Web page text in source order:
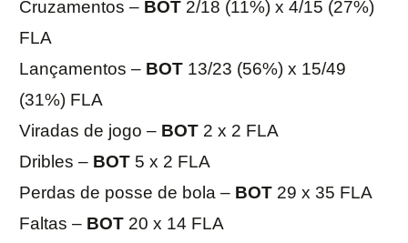
Cruzamentos – BOT 2/18 (11%) x 4/15 (27%)
FLA
Lançamentos – BOT 13/23 (56%) x 15/49
(31%) FLA
Viradas de jogo – BOT 2 x 2 FLA
Dribles – BOT 5 x 2 FLA
Perdas de posse de bola – BOT 29 x 35 FLA
Faltas – BOT 20 x 14 FLA